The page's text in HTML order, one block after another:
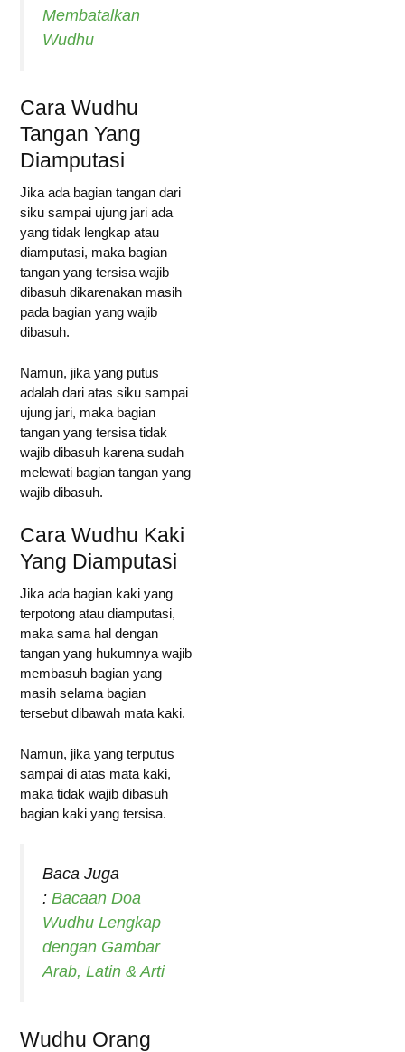
Membatalkan
Wudhu
Cara Wudhu
Tangan Yang
Diamputasi
Jika ada bagian tangan dari
siku sampai ujung jari ada
yang tidak lengkap atau
diamputasi, maka bagian
tangan yang tersisa wajib
dibasuh dikarenakan masih
pada bagian yang wajib
dibasuh.
Namun, jika yang putus
adalah dari atas siku sampai
ujung jari, maka bagian
tangan yang tersisa tidak
wajib dibasuh karena sudah
melewati bagian tangan yang
wajib dibasuh.
Cara Wudhu Kaki
Yang Diamputasi
Jika ada bagian kaki yang
terpotong atau diamputasi,
maka sama hal dengan
tangan yang hukumnya wajib
membasuh bagian yang
masih selama bagian
tersebut dibawah mata kaki.
Namun, jika yang terputus
sampai di atas mata kaki,
maka tidak wajib dibasuh
bagian kaki yang tersisa.
Baca Juga
: Bacaan Doa
Wudhu Lengkap
dengan Gambar
Arab, Latin & Arti
Wudhu Orang